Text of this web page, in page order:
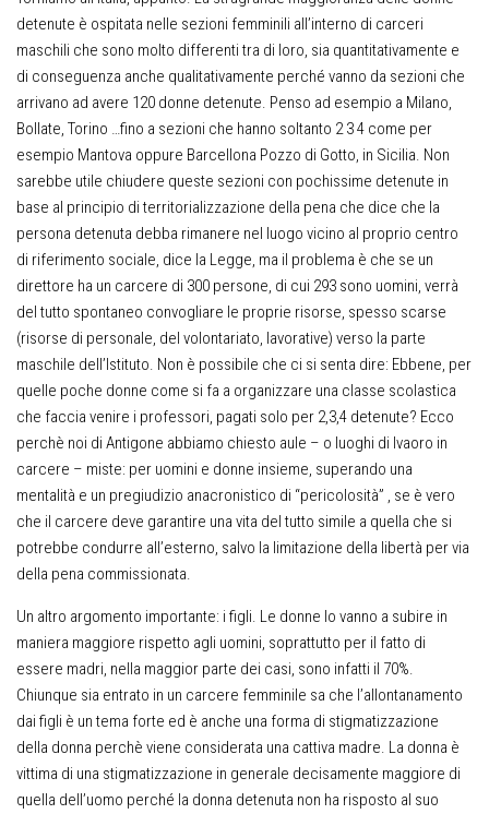
detenute è ospitata nelle sezioni femminili all’interno di carceri
maschili che sono molto differenti tra di loro, sia quantitativamente e
di conseguenza anche qualitativamente perché vanno da sezioni che
arrivano ad avere 120 donne detenute. Penso ad esempio a Milano,
Bollate, Torino …fino a sezioni che hanno soltanto 2 3 4 come per
esempio Mantova oppure Barcellona Pozzo di Gotto, in Sicilia. Non
sarebbe utile chiudere queste sezioni con pochissime detenute in
base al principio di territorializzazione della pena che dice che la
persona detenuta debba rimanere nel luogo vicino al proprio centro
di riferimento sociale, dice la Legge, ma il problema è che se un
direttore ha un carcere di 300 persone, di cui 293 sono uomini, verrà
del tutto spontaneo convogliare le proprie risorse, spesso scarse
(risorse di personale, del volontariato, lavorative) verso la parte
maschile dell’Istituto. Non è possibile che ci si senta dire: Ebbene, per
quelle poche donne come si fa a organizzare una classe scolastica
che faccia venire i professori, pagati solo per 2,3,4 detenute? Ecco
perchè noi di Antigone abbiamo chiesto aule – o luoghi di lvaoro in
carcere – miste: per uomini e donne insieme, superando una
mentalità e un pregiudizio anacronistico di “pericolosità” , se è vero
che il carcere deve garantire una vita del tutto simile a quella che si
potrebbe condurre all’esterno, salvo la limitazione della libertà per via
della pena commissionata.
Un altro argomento importante: i figli. Le donne lo vanno a subire in
maniera maggiore rispetto agli uomini, soprattutto per il fatto di
essere madri, nella maggior parte dei casi, sono infatti il 70%.
Chiunque sia entrato in un carcere femminile sa che l’allontanamento
dai figli è un tema forte ed è anche una forma di stigmatizzazione
della donna perchè viene considerata una cattiva madre. La donna è
vittima di una stigmatizzazione in generale decisamente maggiore di
quella dell’uomo perché la donna detenuta non ha risposto al suo